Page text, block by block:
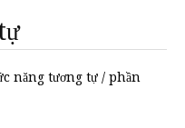
năng tương tự / phần